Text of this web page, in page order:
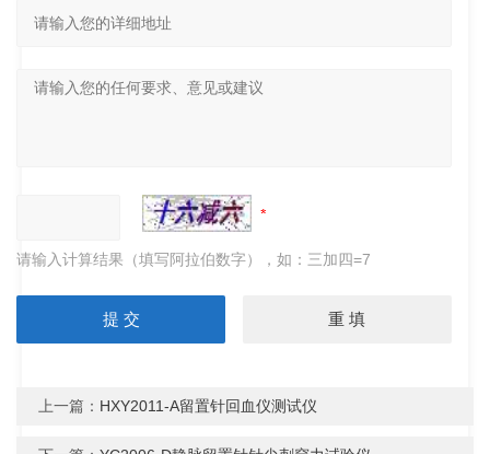
请输入计算结果（填写阿拉伯数字），如：三加四=7
上一篇： HXY2011-A留置针回血仪测试仪